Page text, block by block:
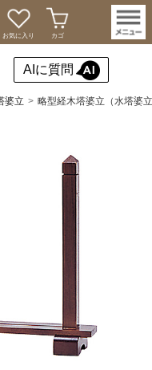
お気に入り カゴ
AIに質問
婆立 略型経木塔婆立（水塔婆